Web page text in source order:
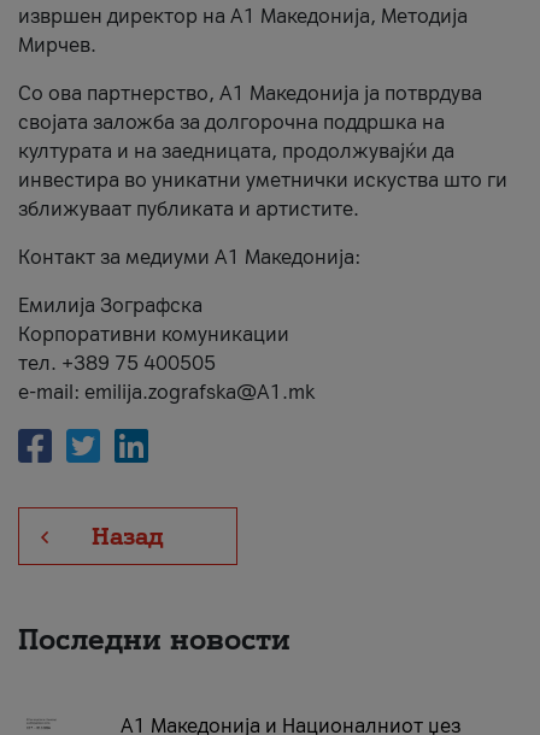
извршен директор на A1 Македонија, Методија
Мирчев.
Со ова партнерство, A1 Македонија ја потврдува
својата заложба за долгорочна поддршка на
културата и на заедницата, продолжувајќи да
инвестира во уникатни уметнички искуства што ги
зближуваат публиката и артистите.
Контакт за медиуми А1 Македонија:
Емилија Зографска
Корпоративни комуникации
тел. +389 75 400505
e-mail: emilija.zografska@A1.mk
Назад
Последни новости
А1 Македонија и Националниот џез